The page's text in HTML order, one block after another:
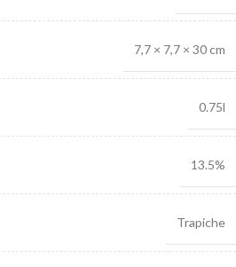
7,7 × 7,7 × 30 cm
0.75l
13.5%
Trapiche